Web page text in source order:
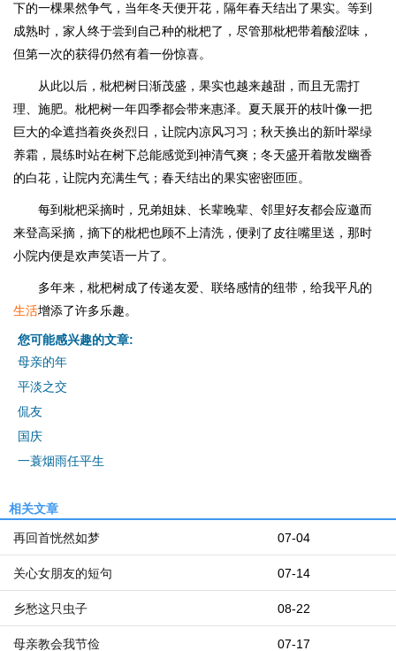
下的一棵果然争气，当年冬天便开花，隔年春天结出了果实。等到
成熟时，家人终于尝到自己种的枇杷了，尽管那枇杷带着酸涩味，
但第一次的获得仍然有着一份惊喜。
从此以后，枇杷树日渐茂盛，果实也越来越甜，而且无需打
理、施肥。枇杷树一年四季都会带来惠泽。夏天展开的枝叶像一把
巨大的伞遮挡着炎炎烈日，让院内凉风习习；秋天换出的新叶翠绿
养霜，晨练时站在树下总能感觉到神清气爽；冬天盛开着散发幽香
的白花，让院内充满生气；春天结出的果实密密匝匝。
每到枇杷采摘时，兄弟姐妹、长辈晚辈、邻里好友都会应邀而
来登高采摘，摘下的枇杷也顾不上清洗，便剥了皮往嘴里送，那时
小院内便是欢声笑语一片了。
多年来，枇杷树成了传递友爱、联络感情的纽带，给我平凡的
生活增添了许多乐趣。
您可能感兴趣的文章:
母亲的年
平淡之交
侃友
国庆
一蓑烟雨任平生
相关文章
07-04
再回首恍然如梦
07-14
关心女朋友的短句
08-22
乡愁这只虫子
07-17
母亲教会我节俭